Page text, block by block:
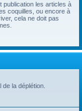
publication les articles à
coquilles, ou encore à
cela ne doit pas
la déplétion.